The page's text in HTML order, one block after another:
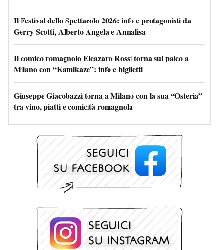
Il Festival dello Spettacolo 2026: info e protagonisti da
Gerry Scotti, Alberto Angela e Annalisa
Il comico romagnolo Eleazaro Rossi torna sul palco a
Milano con “Kamikaze”: info e biglietti
Giuseppe Giacobazzi torna a Milano con la sua “Osteria”
tra vino, piatti e comicità romagnola